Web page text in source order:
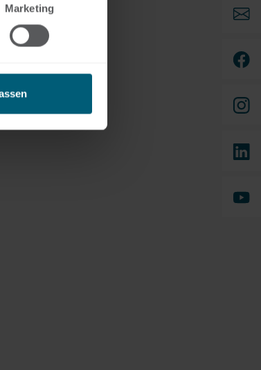
Marketing